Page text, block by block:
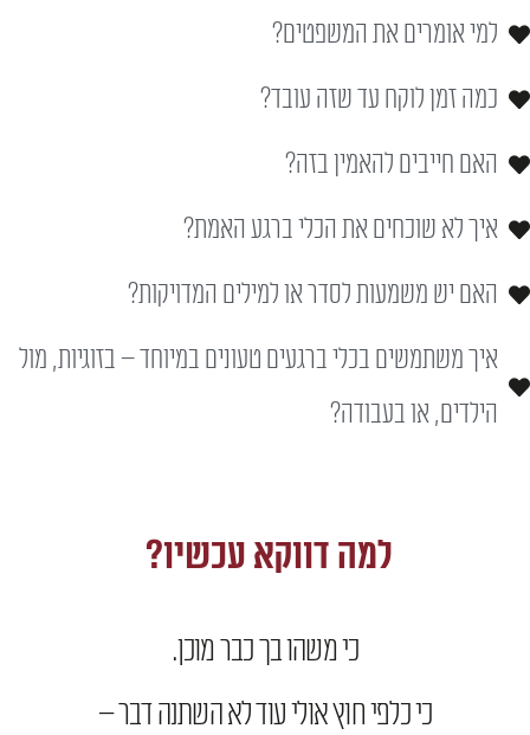
למי אומרים את המשפטים?
כמה זמן לוקח עד שזה עובד?
האם חייבים להאמין בזה?
איך לא שוכחים את הכלי ברגע האמת?
האם יש משמעות לסדר או למילים המדויקות?
איך משתמשים בכלי ברגעים טעונים במיוחד – בזוגיות, מול
הילדים, או בעבודה?
למה דווקא עכשיו?
כי משהו בך כבר מוכן.
כי כלפי חוץ אולי עוד לא השתנה דבר –